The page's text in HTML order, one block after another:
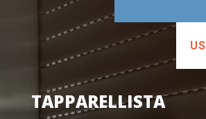
TAPPARELLISTA